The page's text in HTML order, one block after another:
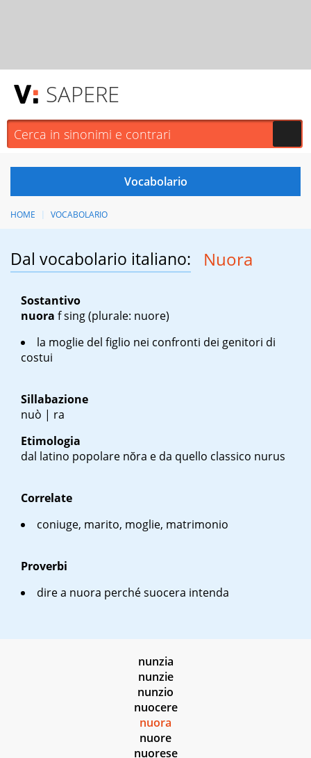
SAPERE
HOME VOCABOLARIO
Dal vocabolario italiano: Nuora
Sostantivo
nuora f sing(plurale: nuore)
la moglie del figlio nei confronti dei genitori di
costui
Sillabazione
nuò | ra
Etimologia
dal latino popolare nŏra e da quello classico nurus
Correlate
coniuge, marito, moglie, matrimonio
Proverbi
dire a nuora perché suocera intenda
nunzia
nunzie
nunzio
nuocere
nuora
nuore
nuorese